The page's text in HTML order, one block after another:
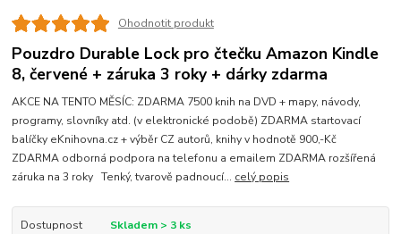
Ohodnotit produkt
Pouzdro Durable Lock pro čtečku Amazon Kindle
8, červené + záruka 3 roky + dárky zdarma
AKCE NA TENTO MĚSÍC: ZDARMA 7500 knih na DVD + mapy, návody,
programy, slovníky atd. (v elektronické podobě) ZDARMA startovací
balíčky eKnihovna.cz + výběr CZ autorů, knihy v hodnotě 900,-Kč
ZDARMA odborná podpora na telefonu a emailem ZDARMA rozšířená
záruka na 3 roky Tenký, tvarově padnoucí... celý popis
Dostupnost
Skladem > 3 ks